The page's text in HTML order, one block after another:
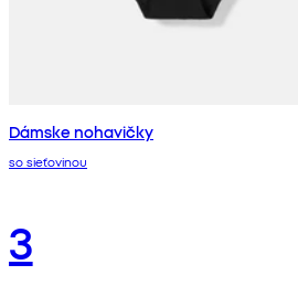
Dámske nohavičky
so sieťovinou
3